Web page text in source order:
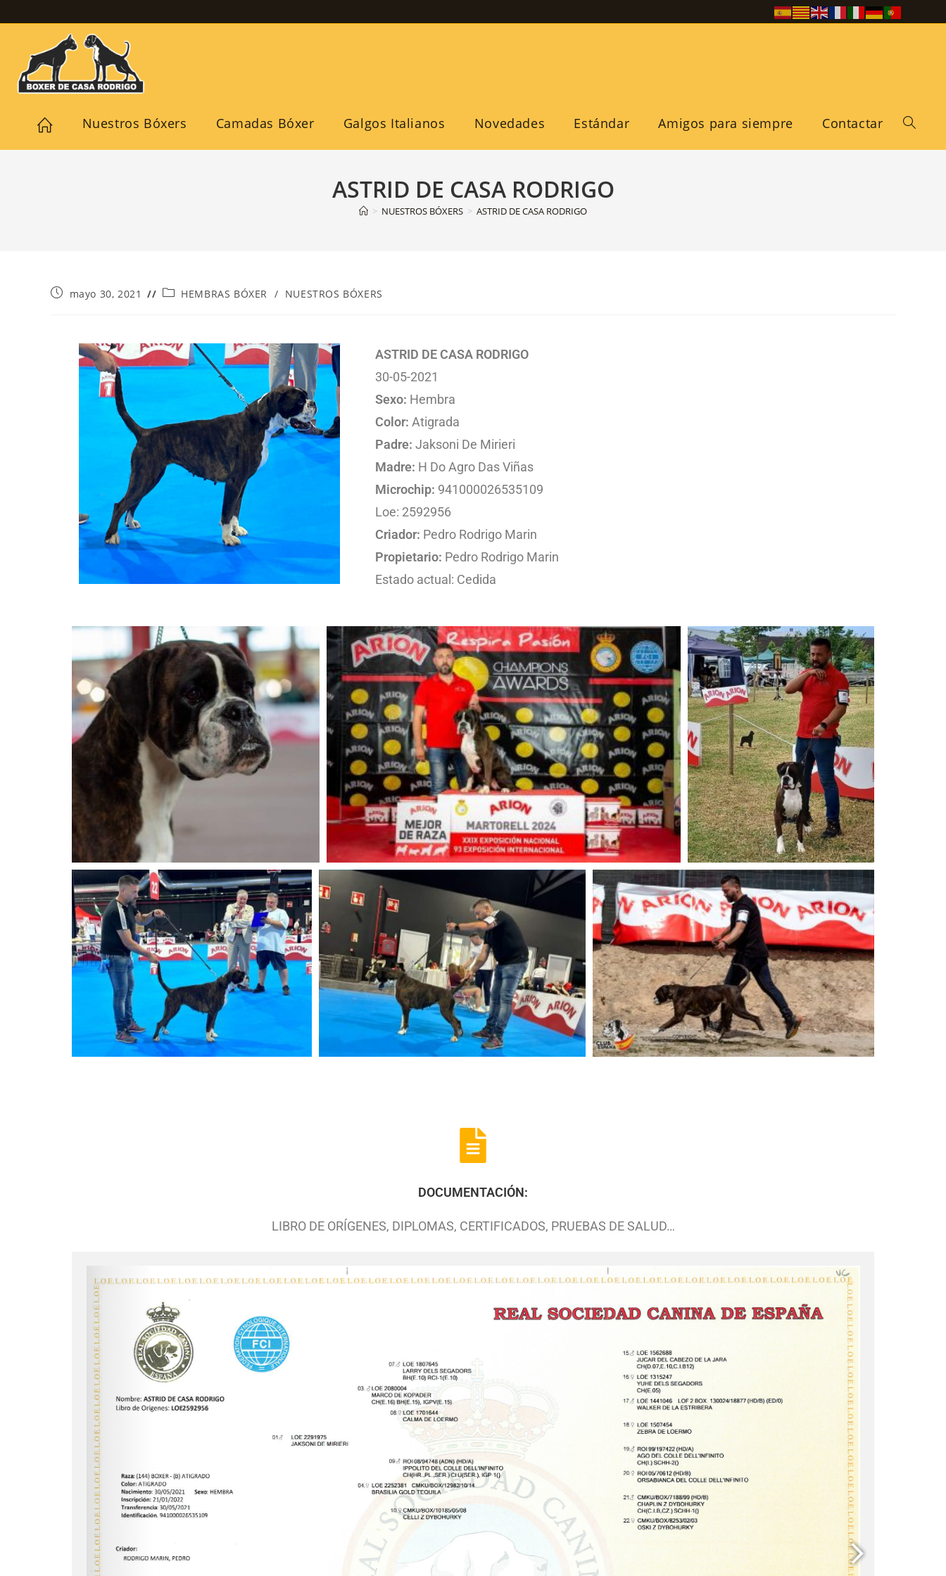
Nuestros Bóxers Camadas Bóxer Galgos Italianos Novedades Estándar Amigos para siempre Contactar
ASTRID DE CASA RODRIGO
> NUESTROS BÓXERS > ASTRID DE CASA RODRIGO
mayo 30, 2021 HEMBRAS BÓXER / NUESTROS BÓXERS
ASTRID DE CASA RODRIGO
30-05-2021
Sexo: Hembra
Color: Atigrada
Padre: Jaksoni De Mirieri
Madre: H Do Agro Das Viñas
Microchip: 941000026535109
Loe: 2592956
Criador: Pedro Rodrigo Marin
Propietario: Pedro Rodrigo Marin
Estado actual: Cedida
DOCUMENTACIÓN:
LIBRO DE ORÍGENES, DIPLOMAS, CERTIFICADOS, PRUEBAS DE SALUD…